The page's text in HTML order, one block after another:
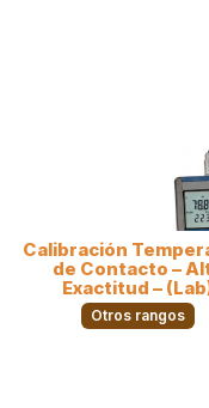
Calibración
de Contacto –
Exactitud –
Otros rangos